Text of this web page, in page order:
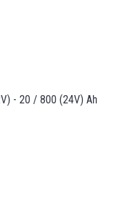
- 20 / 800 (24V) Ah